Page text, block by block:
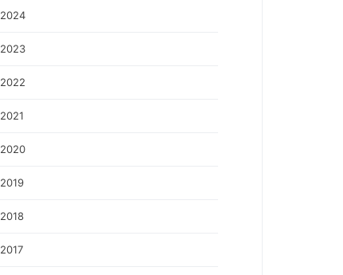
2024
2023
2022
2021
2020
2019
2018
2017